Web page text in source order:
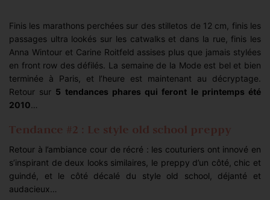
Finis les marathons perchées sur des stilletos de 12 cm, finis les
passages ultra lookés sur les catwalks et dans la rue, finis les
Anna Wintour et Carine Roitfeld assises plus que jamais stylées
en front row des défilés. La semaine de la Mode est bel et bien
terminée à Paris, et l’heure est maintenant au décryptage.
Retour sur 5 tendances phares qui feront le printemps été
2010 …
Tendance #2 : Le style old school preppy
Retour à l’ambiance cour de récré : les couturiers ont innové en
s’inspirant de deux looks similaires, le preppy d’un côté, chic et
guindé, et le côté décalé du style old school, déjanté et
audacieux…